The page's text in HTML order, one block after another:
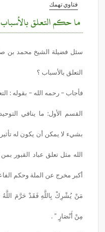
فتاوي تهمك
ما حكم التعلق
سئل فضيلة الشيخ محمد بن
التعلق بالأسباب ؟
فأجاب – رحمه الله – بقوله :
القسم الأول: ما ينافي
بشيء لا يمكن أن يكون له
الله مثل تعلق عباد القبور
أكبر مخرج عن الملة وحكم
مَنْ يُشْرِكْ بِاللَّهِ فَقَدْ حَرَّمَ اللَّهُ
مِنْ أَنْصَارٍ ” .